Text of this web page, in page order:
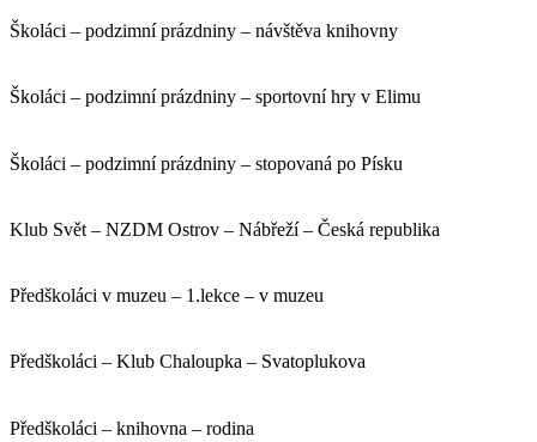
Školáci – podzimní prázdniny – návštěva knihovny
Školáci – podzimní prázdniny – sportovní hry v Elimu
Školáci – podzimní prázdniny – stopovaná po Písku
Klub Svět – NZDM Ostrov – Nábřeží – Česká republika
Předškoláci v muzeu – 1.lekce – v muzeu
Předškoláci – Klub Chaloupka – Svatoplukova
Předškoláci – knihovna – rodina